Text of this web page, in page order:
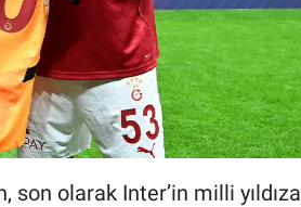
son olarak Inter’in milli yıldıza